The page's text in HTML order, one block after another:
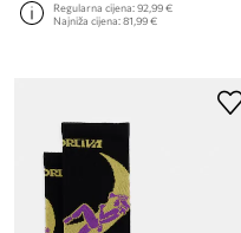
Regularna cijena:92,99 €
Najniža cijena:81,99 €